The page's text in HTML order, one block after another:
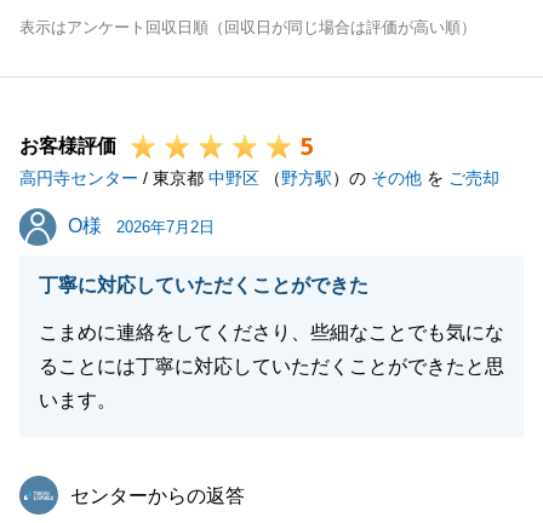
表示はアンケート回収日順（回収日が同じ場合は評価が高い順）
お客様評価 5
高円寺センター / 東京都 中野区 （野方駅）の その他 を ご売却
O様
O様 2026年7月2日
丁寧に対応していただくことができた
こまめに連絡をしてくださり、些細なことでも気にな
ることには丁寧に対応していただくことができたと思
います。
東急リバブル
センターからの返答